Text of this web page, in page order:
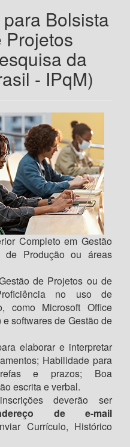
Bolsista
Projetos
da
- IPqM)
Completo em Gestão
de Produção ou áreas
de Projetos ou de
no uso de
como Microsoft Office
softwares de Gestão de
elaborar e interpretar
Habilidade para
e prazos; Boa
escrita e verbal.
deverão ser
de e-mail
Currículo, Histórico